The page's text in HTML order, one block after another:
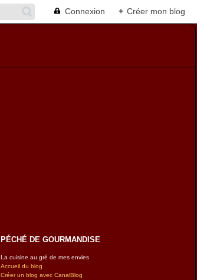
Connexion + Créer mon blog
PÉCHÉ DE GOURMANDISE
La cuisine au gré de mes envies
Accueil du blog
Créer un blog avec CanalBlog